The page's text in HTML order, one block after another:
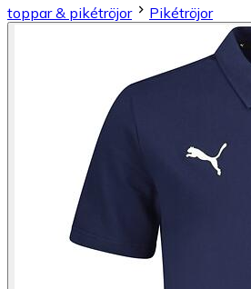
toppar & pikétröjor
Pikétröjor